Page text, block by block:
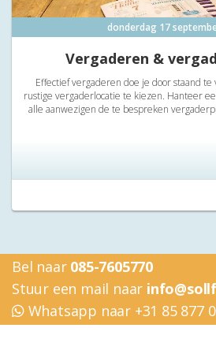
donderdag 17
Vergaderen &
Effectief vergaderen doe je door staand
rustige vergaderlocatie te kiezen. Hanteer
alle aanwezigen de te bespreken
Bel naar 085-7605770
Stuur een mail naar
Whatsapp naar +31 85 877